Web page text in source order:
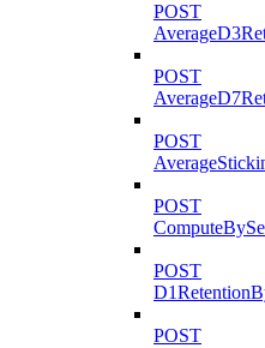
POST
POST
POST
POST
POST
POST